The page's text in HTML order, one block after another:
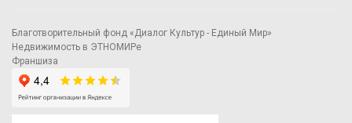
Благотворительный фонд «Диалог Культур - Единый Мир»
Недвижимость в ЭТНОМИРе
Франшиза